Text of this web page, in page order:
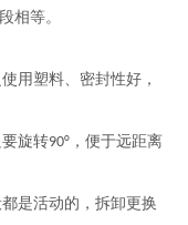
相等。
用塑料、密封性好，
旋转90°，便于远距离
是活动的，拆卸更换